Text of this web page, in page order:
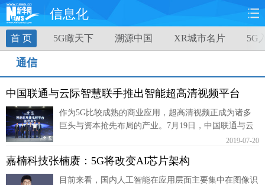
信息化
首页 国际
港澳
科技 能源 房产
首 页 5G瞰天下 溯源中国 XR城市名片 5G
通信
中国联通与云际智慧联手推出智能超高清视频平台
作为5G比较成熟的商业应用，超高清视频正成为诸多
巨头与资本抢先布局的产业。7月19日，中国联通与云
际智慧宣布双方将联手推出智能超高清视频平台。2019-07-20
嘉楠科技张楠赓：5G将改变AI芯片架构
目前来看，国内人工智能在应用层面主要集中在图像识